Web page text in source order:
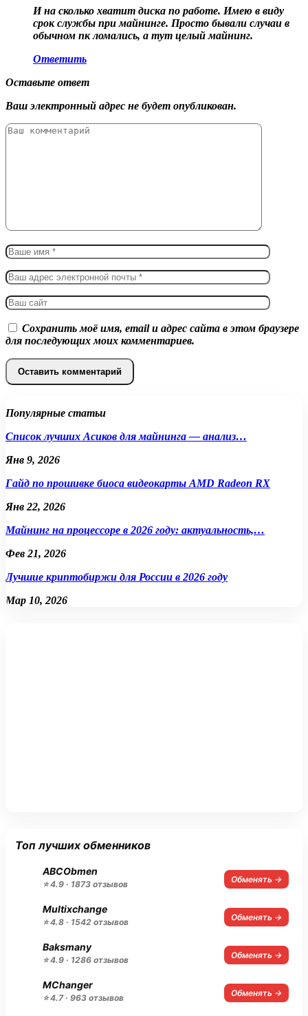
И на сколько хватит диска по работе. Имею в виду
срок службы при майнинге. Просто бывали случаи в
обычном пк ломались, а тут целый майнинг.
Ответить
Оставьте ответ
Ваш электронный адрес не будет опубликован.
Сохранить моё имя, email и адрес сайта в этом браузере
для последующих моих комментариев.
Популярные статьи
Список лучших Асиков для майнинга — анализ…
Янв 9, 2026
Гайд по прошивке биоса видеокарты AMD Radeon RX
Янв 22, 2026
Майнинг на процессоре в 2026 году: актуальность,…
Фев 21, 2026
Лучшие криптобиржи для России в 2026 году
Мар 10, 2026
Топ лучших обменников
ABCObmen
⭐ 4.9 · 1873 отзывов Обменять →
Multixchange
⭐ 4.8 · 1542 отзывов Обменять →
Baksmany
⭐ 4.9 · 1286 отзывов Обменять →
MChanger
⭐ 4.7 · 963 отзывов Обменять →